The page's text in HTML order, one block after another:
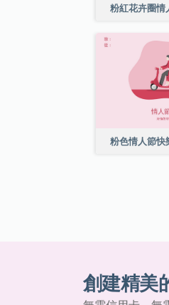
粉紅花卉圈
粉色情人節
創建精美